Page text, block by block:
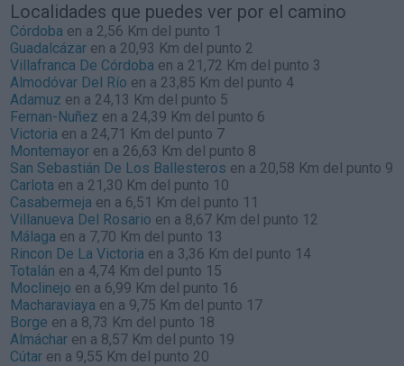
Localidades que puedes ver por el camino
Córdoba en a 2,56 Km del punto 1
Guadalcázar en a 20,93 Km del punto 2
Villafranca De Córdoba en a 21,72 Km del punto 3
Almodóvar Del Río en a 23,85 Km del punto 4
Adamuz en a 24,13 Km del punto 5
Fernan-Nuñez en a 24,39 Km del punto 6
Victoria en a 24,71 Km del punto 7
Montemayor en a 26,63 Km del punto 8
San Sebastián De Los Ballesteros en a 20,58 Km del punto 9
Carlota en a 21,30 Km del punto 10
Casabermeja en a 6,51 Km del punto 11
Villanueva Del Rosario en a 8,67 Km del punto 12
Málaga en a 7,70 Km del punto 13
Rincon De La Victoria en a 3,36 Km del punto 14
Totalán en a 4,74 Km del punto 15
Moclinejo en a 6,99 Km del punto 16
Macharaviaya en a 9,75 Km del punto 17
Borge en a 8,73 Km del punto 18
Almáchar en a 8,57 Km del punto 19
Cútar en a 9,55 Km del punto 20